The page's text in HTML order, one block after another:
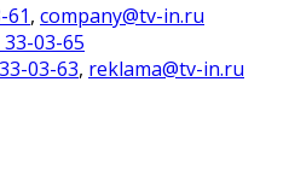
61, company@tv-in.ru
33-03-65
03-63, reklama@tv-in.ru